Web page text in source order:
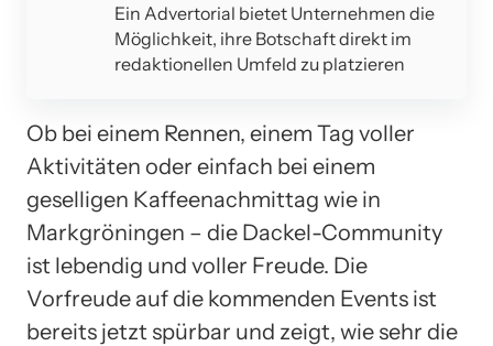
Ein Advertorial bietet Unternehmen die
Möglichkeit, ihre Botschaft direkt im
redaktionellen Umfeld zu platzieren
Ob bei einem Rennen, einem Tag voller
Aktivitäten oder einfach bei einem
geselligen Kaffeenachmittag wie in
Markgröningen – die Dackel-Community
ist lebendig und voller Freude. Die
Vorfreude auf die kommenden Events ist
bereits jetzt spürbar und zeigt, wie sehr die